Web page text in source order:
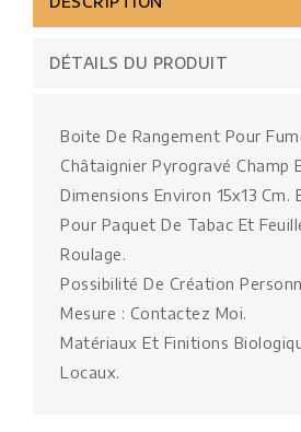
DÉTAILS DU PRODUIT
Boite De Rangement Pour
Châtaignier Pyrogravé Champ
Dimensions Environ 15x13 Cm.
Pour Paquet De Tabac Et
Roulage.
Possibilité De Création
Mesure : Contactez Moi.
Matériaux Et Finitions
Locaux.